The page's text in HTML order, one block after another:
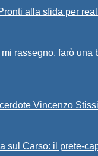
alla sfida per
rassegno, farò
Vincenzo
sul Carso: il prete-